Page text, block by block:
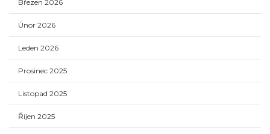
Březen 2026
Únor 2026
Leden 2026
Prosinec 2025
Listopad 2025
Říjen 2025